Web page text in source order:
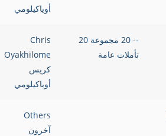
أوياكيلومي
-- 20 مجموعة 20
تأملات عامة
Chris
Oyakhilome
كريس
أوياكيلومي
Others
آخرون